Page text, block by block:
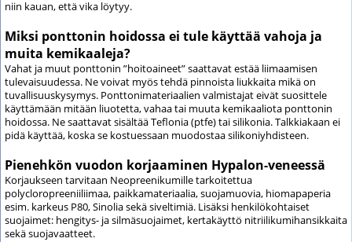
niin kauan, että vika löytyy.
Miksi ponttonin hoidossa ei tule käyttää vahoja ja
muita kemikaaleja?
Vahat ja muut ponttonin ”hoitoaineet” saattavat estää liimaamisen
tulevaisuudessa. Ne voivat myös tehdä pinnoista liukkaita mikä on
tuvallisuuskysymys. Ponttonimateriaalien valmistajat eivät suosittele
käyttämään mitään liuotetta, vahaa tai muuta kemikaaliota ponttonin
hoidossa. Ne saattavat sisältää Teflonia (ptfe) tai silikonia. Talkkiakaan ei
pidä käyttää, koska se kostuessaan muodostaa silikoniyhdisteen.
Pienehkön vuodon korjaaminen Hypalon-veneessä
Korjaukseen tarvitaan Neopreenikumille tarkoitettua
polycloropreeniiliimaa, paikkamateriaalia, suojamuovia, hiomapaperia
esim. karkeus P80, Sinolia sekä siveltimiä. Lisäksi henkilökohtaiset
suojaimet: hengitys- ja silmäsuojaimet, kertakäyttö nitriilikumihansikkaita
sekä suojavaatteet.